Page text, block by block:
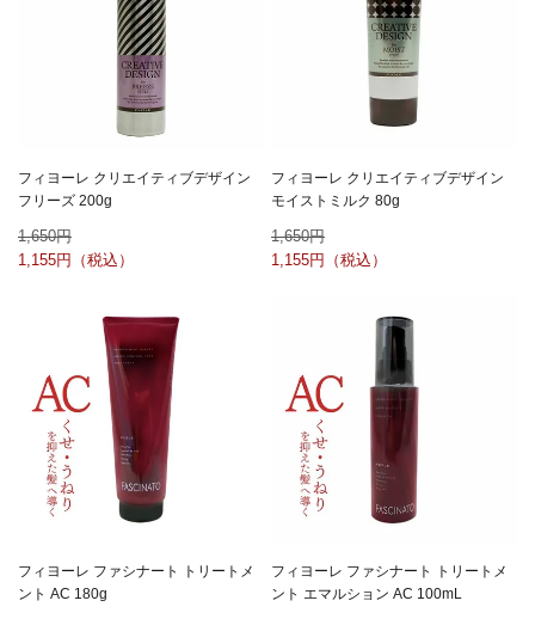
フィヨーレ クリエイティブデザイン
フリーズ 200g
1,650
1,155
フィヨーレ クリエイティブデザイン
モイストミルク 80g
1,650
1,155
フィヨーレ ファシナート トリートメ
ント AC 180g
フィヨーレ ファシナート トリートメ
ント エマルション AC 100mL